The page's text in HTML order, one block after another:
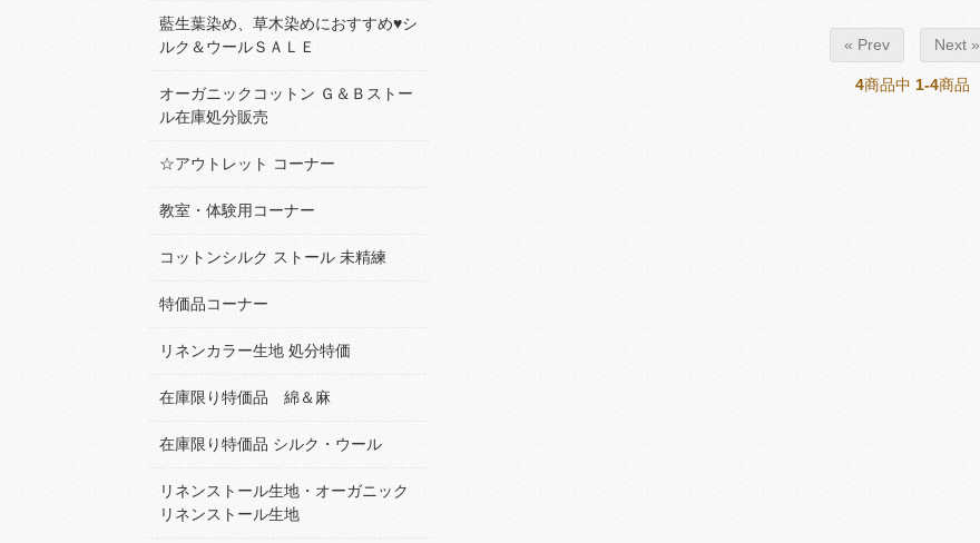
« Prev Next »
4商品中 1-4商品
藍生葉染め、草木染めにおすすめ♥シ
ルク＆ウールＳＡＬＥ
オーガニックコットン Ｇ＆Ｂストー
ル在庫処分販売
☆アウトレット コーナー
教室・体験用コーナー
コットンシルク ストール 未精練
特価品コーナー
リネンカラー生地 処分特価
在庫限り特価品 綿＆麻
在庫限り特価品 シルク・ウール
リネンストール生地・オーガニック
リネンストール生地